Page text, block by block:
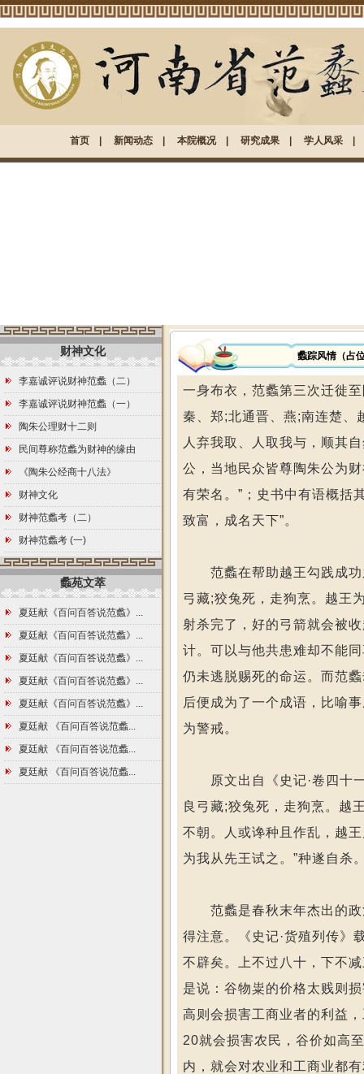
首页 新闻动态 本院概况| 研究成果 学人风采
财神文化
李嘉诚评说财神范蠡（二）
李嘉诚评说财神范蠡（一）
陶朱公理财十二则
民间尊称范蠡为财神的缘由
《陶朱公经商十八法》
财神文化
财神范蠡考（二）
财神范蠡考 (一)
蠡苑文萃
夏廷献《百问百答说范蠡》...
夏廷献《百问百答说范蠡》...
夏廷献《百问百答说范蠡》...
夏廷献《百问百答说范蠡》...
夏廷献《百问百答说范蠡》...
夏廷献 《百问百答说范蠡...
夏廷献 《百问百答说范蠡...
夏廷献 《百问百答说范蠡...
蠡踪风情（占
一身布衣，范蠡第三次迁徙
秦、郑;北通晋、燕;南连楚、
人弃我取、人取我与，顺其
公，当地民众皆尊陶朱公为
有荣名。”；史书中有语概括
致富，成名天下”。
范蠡在帮助越王勾践成功
弓藏;狡兔死，走狗烹。越王
射杀完了，好的弓箭就会被
计。可以与他共患难却不能
仍未逃脱赐死的命运。而范
后便成为了一个成语，比喻
为警戒。
原文出自《史记·卷四十一
良弓藏;狡兔死，走狗烹。越
不朝。人或谗种且作乱，越
为我从先王试之。”种遂自杀
范蠡是春秋末年杰出的政
得注意。《史记·货殖列传》
不辟矣。上不过八十，下不
是说：谷物粜的价格太贱则
高则会损害工商业者的利益
20就会损害农民，谷价如高
内，就会对农业和工商业都